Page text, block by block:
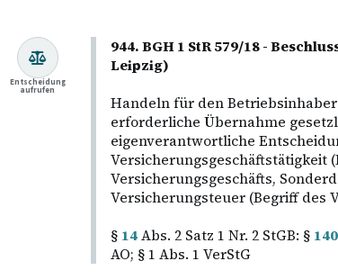
944. BGH 1 StR 579/18 -
Leipzig)
Handeln für den
erforderliche Übernahme
eigenverantwortliche
Versicherungsgeschäftstätigkeit
Versicherungsgeschäfts,
Versicherungsteuer (Begriff des
§ 14Abs. 2 Satz 1 Nr. 2 StGB: § 140
AO; § 1 Abs. 1 VerStG
Entscheidung
aufrufen